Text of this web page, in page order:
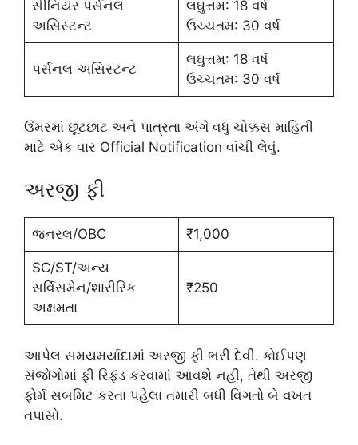
સીનિયર પર્સનલ
અસિસ્ટન્ટ
લઘુત્તમ: 18 વર્ષ
ઉચ્ચતમ: 30 વર્ષ
પર્સનલ અસિસ્ટન્ટ
લઘુત્તમ: 18 વર્ષ
ઉચ્ચતમ: 30 વર્ષ
ઉંમરમાં છૂટછાટ અને પાત્રતા અંગે વધુ ચોક્કસ માહિતી
માટે એક વાર Official Notification વાંચી લેવું.
અરજી ફી
જનરલ/OBC ₹1,000
SC/ST/અન્ય
સર્વિસમેન/શારીરિક
અક્ષમતા
₹250
આપેલ સમયમર્યાદામાં અરજી ફી ભરી દેવી. કોઈપણ
સંજોગોમાં ફી રિફંડ કરવામાં આવશે નહીં, તેથી અરજી
ફોર્મ સબમિટ કરતા પહેલા તમારી બધી વિગતો બે વખત
તપાસો.